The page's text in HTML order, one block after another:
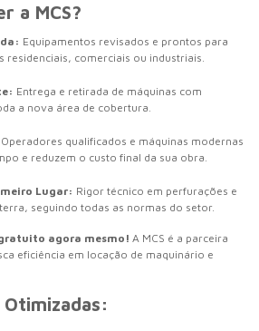
a MCS?
Equipamentos revisados e prontos para
residenciais, comerciais ou industriais.
Entrega e retirada de máquinas com
a nova área de cobertura.
Operadores qualificados e máquinas modernas
e reduzem o custo final da sua obra.
Lugar: Rigor técnico em perfurações e
seguindo todas as normas do setor.
agora mesmo! A MCS é a parceira
eficiência em locação de maquinário e